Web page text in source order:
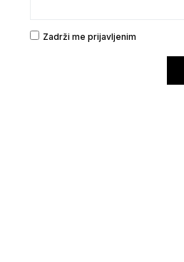
Zadrži me prijavljenim